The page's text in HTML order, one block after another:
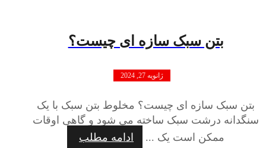
بتن سبک سازه ای چیست؟
ژانویه 27, 2024
بتن سبک سازه ای چیست؟ مخلوط بتن سبک با یک
سنگدانه درشت سبک ساخته می شود و گاهی اوقات
ممکن است یک ...
ادامه مطلب